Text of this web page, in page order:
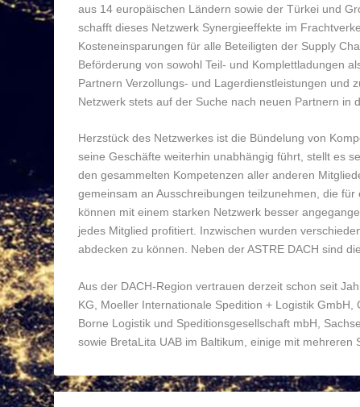
aus 14 europäischen Ländern sowie der Türkei und
schafft dieses Netzwerk Synergieeffekte im
Kosteneinsparungen für alle Beteiligten der Supply
Beförderung von sowohl Teil- und Komplettladungen
Partnern Verzollungs- und Lagerdienstleistungen und
Netzwerk stets auf der Suche nach neuen Partnern in
Herzstück des Netzwerkes ist die Bündelung von
seine Geschäfte weiterhin unabhängig führt, stellt es
den gesammelten Kompetenzen aller anderen
gemeinsam an Ausschreibungen teilzunehmen, die
können mit einem starken Netzwerk besser
jedes Mitglied profitiert. Inzwischen wurden
abdecken zu können. Neben der ASTRE DACH sind
Aus der DACH-Region vertrauen derzeit schon seit
KG, Moeller Internationale Spedition + Logistik
Borne Logistik und Speditionsgesellschaft mbH,
sowie BretaLita UAB im Baltikum, einige mit mehreren